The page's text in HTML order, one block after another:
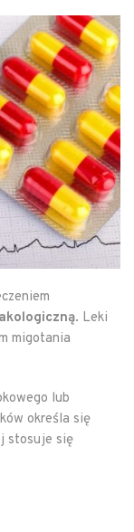
. Leki
migotania
lub
określa się
stosuje się